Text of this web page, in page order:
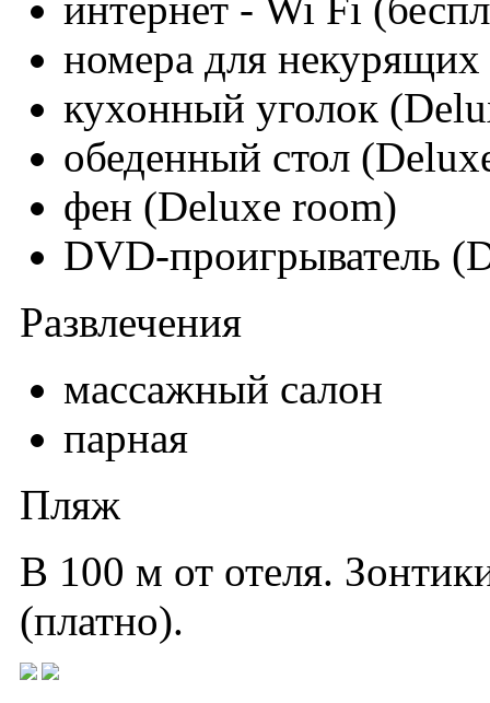
номера для некурящих
кухонный уголок
обеденный стол
фен (Deluxe room)
DVD-проигрыватель
Развлечения
массажный салон
парная
Пляж
В 100 м от отеля.
(платно).